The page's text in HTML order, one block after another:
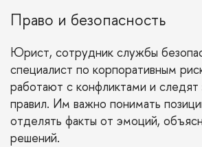
Право и безопасность
Юрист, сотрудник службы
специалист по корпоративным
работают с конфликтами и
правил. Им важно понимать
отделять факты от эмоций,
решений.